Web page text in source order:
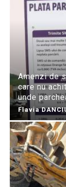
Amenzi de
care nu
unde
Flavia